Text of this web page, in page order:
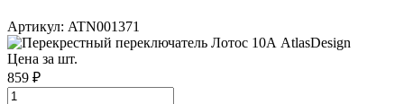
Артикул: ATN001371
Цена за шт.
859 ₽